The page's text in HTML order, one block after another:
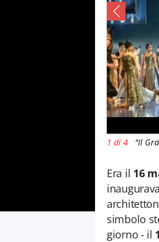
1 di 4 "Il
Era il 16
simbolo
giorno - il